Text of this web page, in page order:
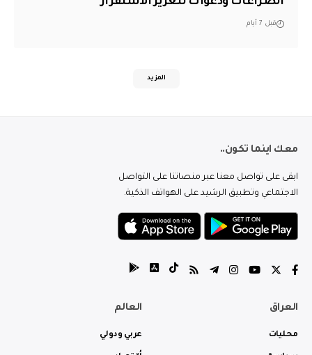
قبل 7 أيام
المزيد
معك اينما تكون..
ابقى على تواصل معنا عبر منصاتنا على التواصل
الاجتماعي وتطبيق الرشيد على الهواتف الذكية.
العراق
محليات
العالم
عربي ودولي